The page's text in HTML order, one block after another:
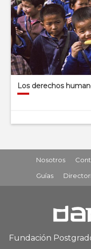
Los derechos
Nosotros
Guías
Fundación